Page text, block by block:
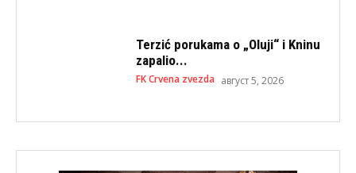
Terzić porukama o „Oluji“ i Kninu
zapalio...
FK Crvena zvezda август 5, 2026